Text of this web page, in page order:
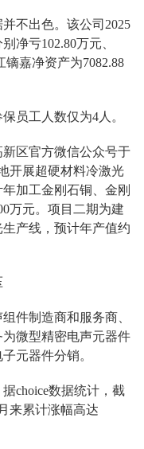
不出色。该公司2025
净亏102.80万元、
镝嘉净资产为7082.88
员工人数仅为4人。
区官方微信公众号于
开展超硬材料冷激光
加工金刚石铜、金刚
万元。项目二期为建
产线，预计年产值约
件制造商和服务商、
微型精密电声元器件
元器件分销。
choice数据统计，截
来累计涨幅高达